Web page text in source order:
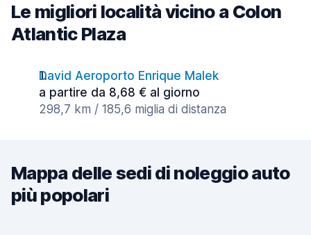
Le migliori località vicino a Colon
Atlantic Plaza
David Aeroporto Enrique Malek
a partire da 8,68 € al giorno
298,7 km / 185,6 miglia di distanza
Mappa delle sedi di noleggio auto
più popolari